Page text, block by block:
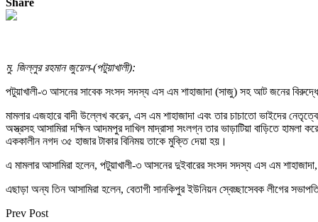
মু. জিল্লুর রহমান জুয়েল-(পটুয়াখালী):
পটুয়াখালী-৩ আসনের সাবেক সংসদ সদস্য এস এম শাহাজাদা (সাজু) সহ আট জনের বিরুদ্ধে
মামলার এজহারে বাদী উল্লেখ করেন, এস এম শাহাজাদা এবং তার চাচাতো ভাইদের
অস্ত্রসহ আসামিরা দক্ষিন আদমপুর দাখিল মাদ্রাসা সংলগ্ন তার ভাড়াটিয়া বাড়িতে
এককালীন নগদ ৩৫ হাজার টাকার বিনিময় তাকে মুক্তি দেয়া হয়।
এ মামলার আসামিরা হলেন, পটুয়াখালী-৩ আসনের দুইবারের সংসদ সদস্য এস এম
এছাড়া অন্য তিন আসামিরা হলেন, বেতাগী সানকিপুর ইউনিয়ন স্বেচ্ছাসেবক লীগের
Prev Post